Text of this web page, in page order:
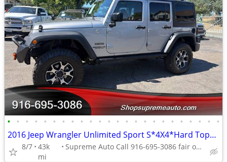
• • • • • • • • • • • • • • • • • • • • • • • •
2016 Jeep Wrangler Unlimited Sport S*4X4*Hard Top*Lifted*Power Running
8/7 43k
mi
Supreme Auto Call 916-695-3086 fair oaks